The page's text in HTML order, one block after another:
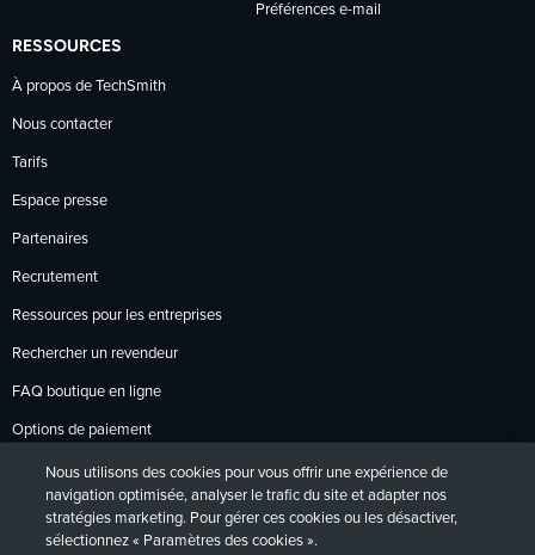
Préférences e-mail
RESSOURCES
À propos de TechSmith
Nous contacter
Tarifs
Espace presse
Partenaires
Recrutement
Ressources pour les entreprises
Rechercher un revendeur
FAQ boutique en ligne
Options de paiement
Politique de retour
Nous utilisons des cookies pour vous offrir une expérience de
navigation optimisée, analyser le trafic du site et adapter nos
stratégies marketing. Pour gérer ces cookies ou les désactiver,
sélectionnez « Paramètres des cookies ».